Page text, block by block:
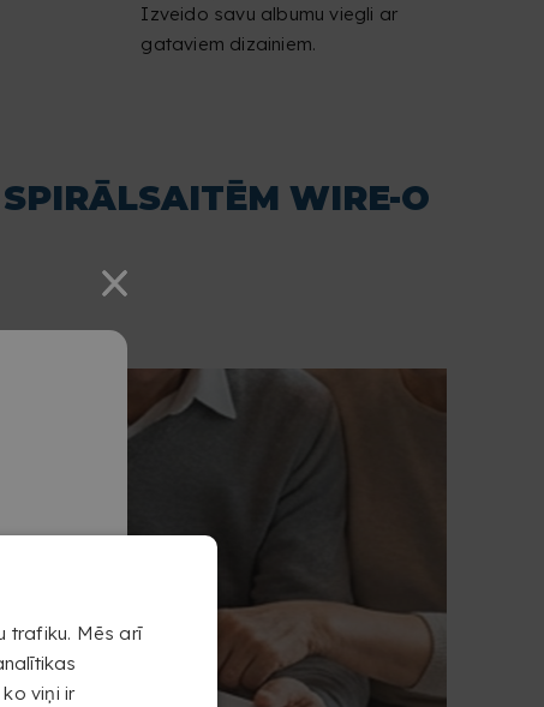
Izveido savu albumu viegli ar
gataviem dizainiem.
WIRE-O
trafiku. Mēs arī
viņi ir